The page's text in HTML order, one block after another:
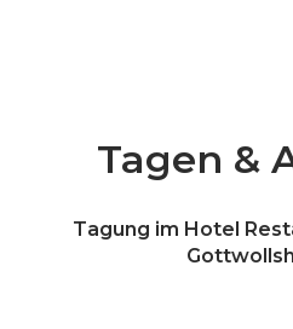
Tagen &
Tagung im Hotel